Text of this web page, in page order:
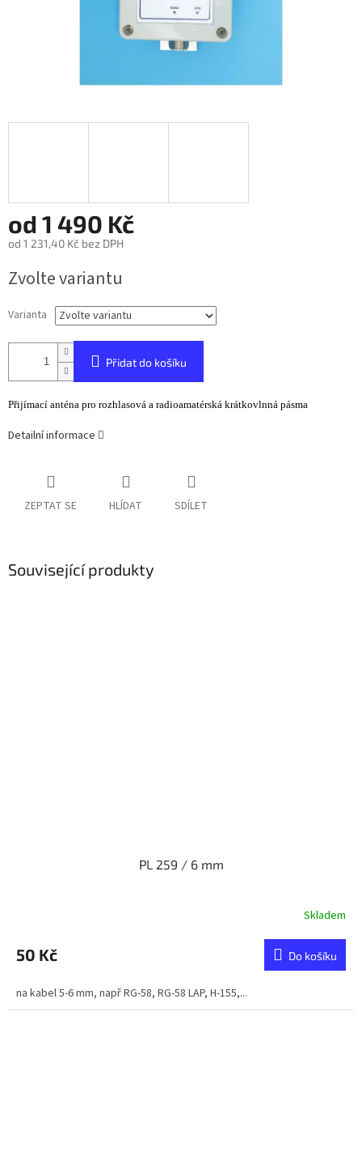
od 1 490 Kč
od 1 231,40 Kč bez DPH
cena:
Zvolte variantu
Varianta
Přidat do košíku
Přijímací anténa pro rozhlasová a radioamatérská krátkovlnná pásma
Detailní informace
ZEPTAT SE HLÍDAT SDÍLET
Související produkty
PL 259 / 6 mm
Skladem
50 Kč Do košíku
na kabel 5-6 mm, např RG-58, RG-58 LAP, H-155,...